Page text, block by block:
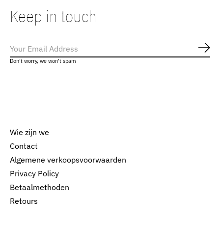
Keep in touch
Don’t worry, we won’t spam
Wie zijn we
Contact
Algemene verkoopsvoorwaarden
Privacy Policy
Betaalmethoden
Retours